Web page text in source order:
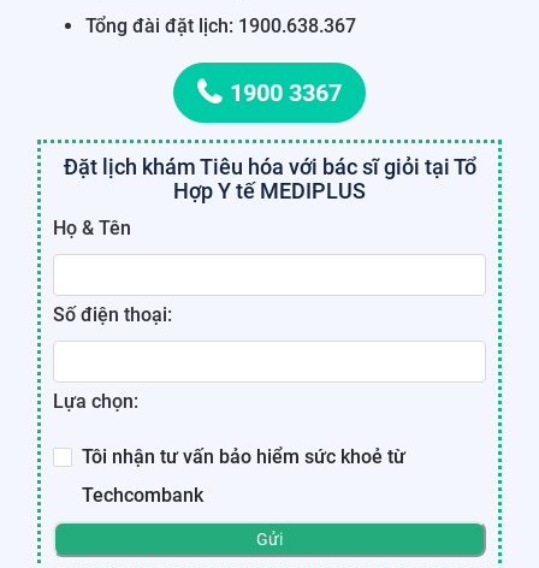
Tổng đài đặt lịch: 1900.638.367
1900 3367
Đặt lịch khám Tiêu hóa với bác sĩ giỏi tại Tổ
Hợp Y tế MEDIPLUS
Họ & Tên
Số điện thoại:
Lựa chọn:
Tôi nhận tư vấn bảo hiểm sức khoẻ từ
Techcombank
Gửi